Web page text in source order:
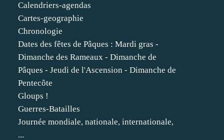
Calendriers-agendas
Cartes-geographie
Chronologie
Dates des fêtes de Pâques : Mardi gras -
Dimanche des Rameaux - Dimanche de
Pâques - Jeudi de l'Ascension - Dimanche de
Pentecôte
Gloups !
Guerres-Batailles
Journée mondiale, nationale, internationale,
...